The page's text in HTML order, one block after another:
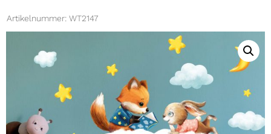
Artikelnummer: WT2147